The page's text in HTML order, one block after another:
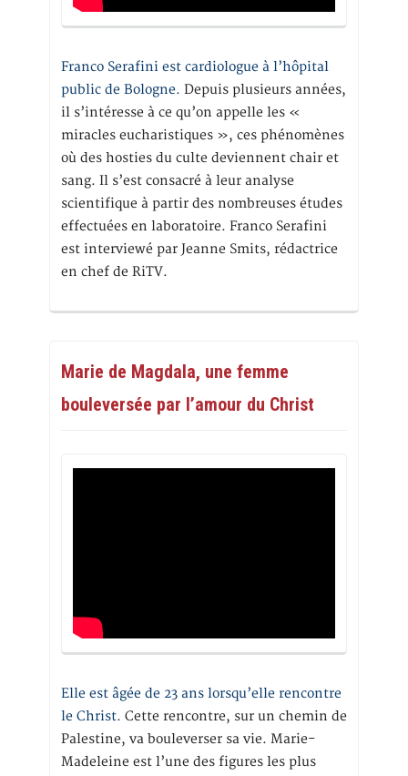
Franco Serafini est cardiologue à l’hôpital
public de Bologne. Depuis plusieurs années,
il s’intéresse à ce qu’on appelle les «
miracles eucharistiques », ces phénomènes
où des hosties du culte deviennent chair et
sang. Il s’est consacré à leur analyse
scientifique à partir des nombreuses études
effectuées en laboratoire. Franco Serafini
est interviewé par Jeanne Smits, rédactrice
en chef de RiTV.
Marie de Magdala, une femme
bouleversée par l’amour du Christ
Elle est âgée de 23 ans lorsqu’elle rencontre
le Christ. Cette rencontre, sur un chemin de
Palestine, va bouleverser sa vie. Marie-
Madeleine est l’une des figures les plus